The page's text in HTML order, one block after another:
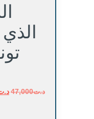
د.ت47,000